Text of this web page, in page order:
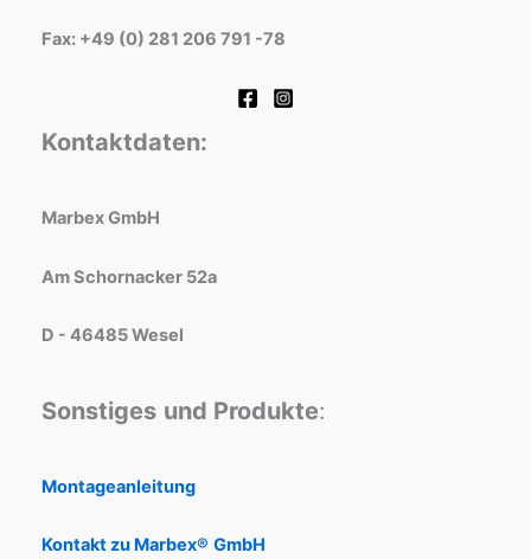
Fax: +49 (0) 281 206 791 -78
Kontaktdaten:
Marbex GmbH
Am Schornacker 52a
D - 46485 Wesel
Sonstiges und Produkte:
Montageanleitung
Kontakt zu Marbex® GmbH